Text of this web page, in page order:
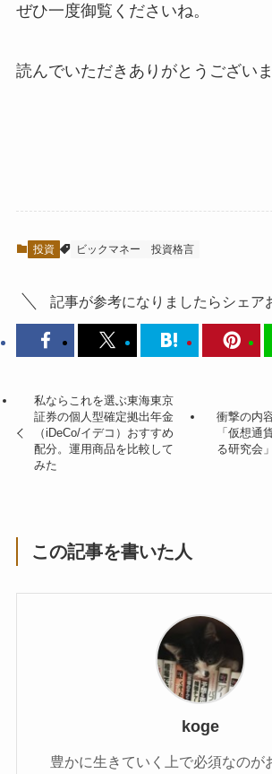
ぜひ一度御覧くださいね。
読んでいただきありがとうございま
投資 ビックマネー 投資格言
記事が参考になりましたらシェア
私ならこれを選ぶ東海東京
証券の個人型確定拠出年金
（iDeCo/イデコ）おすすめ
配分。運用商品を比較して
みた
衝撃の内
「仮想通
る研究会
この記事を書いた人
koge
豊かに生きていく上で必須なのが